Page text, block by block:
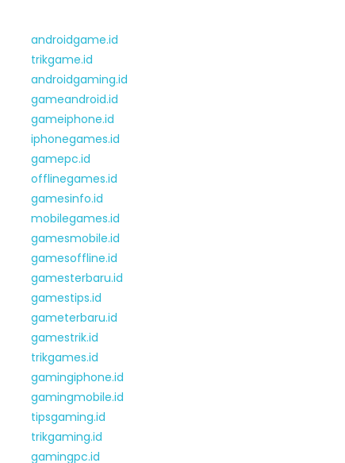
androidgame.id
trikgame.id
androidgaming.id
gameandroid.id
gameiphone.id
iphonegames.id
gamepc.id
offlinegames.id
gamesinfo.id
mobilegames.id
gamesmobile.id
gamesoffline.id
gamesterbaru.id
gamestips.id
gameterbaru.id
gamestrik.id
trikgames.id
gamingiphone.id
gamingmobile.id
tipsgaming.id
trikgaming.id
gamingpc.id